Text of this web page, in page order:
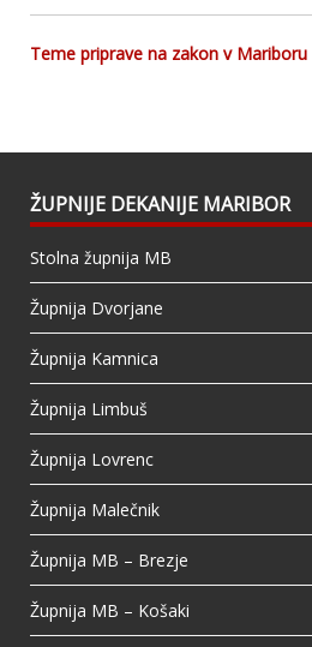
Teme priprave na zakon v Mariboru
ŽUPNIJE DEKANIJE MARIBOR
Stolna župnija MB
Župnija Dvorjane
Župnija Kamnica
Župnija Limbuš
Župnija Lovrenc
Župnija Malečnik
Župnija MB – Brezje
Župnija MB – Košaki